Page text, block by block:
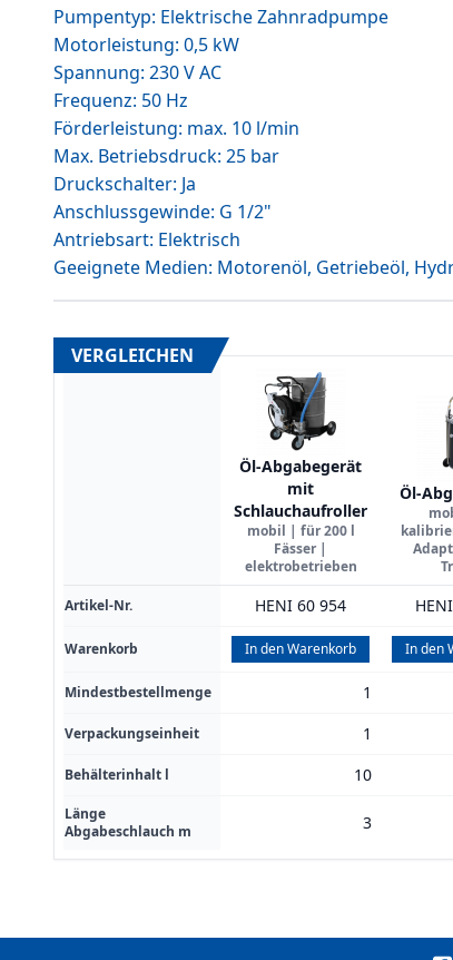
Pumpentyp: Elektrische Zahnradpumpe
Motorleistung: 0,5 kW
Spannung: 230 V AC
Frequenz: 50 Hz
Förderleistung: max. 10 l/min
Max. Betriebsdruck: 25 bar
Druckschalter: Ja
Anschlussgewinde: G 1/2"
Antriebsart: Elektrisch
Geeignete Medien: Motorenöl, Getriebeöl,
VERGLEICHEN
Öl-Abgabegerät
mit
Schlauchaufroller
mobil | für 200 l
Fässer |
elektrobetrieben
Öl-
Artikel-Nr. HENI 60 954
Warenkorb In den Warenkorb In den
Mindestbestellmenge 1
Verpackungseinheit 1
Behälterinhalt l 10
Länge
Abgabeschlauch m
3